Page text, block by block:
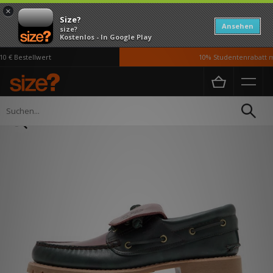
×
Size?
size?
Kostenlos - In Google Play
Ansehen
€ Bestellwert 10% Studentenrabatt
Home Herren